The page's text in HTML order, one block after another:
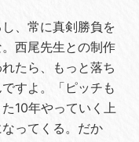
、常に真剣勝負を
西尾先生との制作
たら、もっと落ち
すよ。「ピッチも
10年やっていく上
ってくる。だか